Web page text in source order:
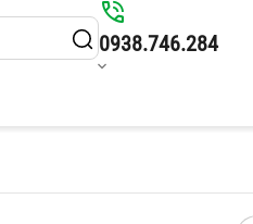
0938.746.284